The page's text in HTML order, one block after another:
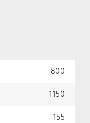
800
1150
155